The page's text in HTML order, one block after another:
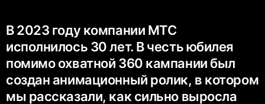
В 2023 году компании МТС
исполнилось 30 лет. В честь юбилея
помимо охватной 360 кампании был
создан анимационный ролик, в котором
мы рассказали, как сильно выросла